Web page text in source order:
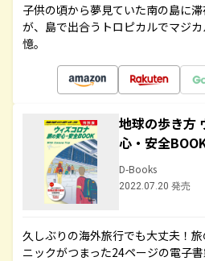
子供の頃から夢見ていた南の島に
が、島で出合うトロピカルでマジ
憶。
地球の歩き方
心・安全
D-Books
2022.07.20 発売
久しぶりの海外旅行でも大丈夫！
ニックがつまった24ページの電子